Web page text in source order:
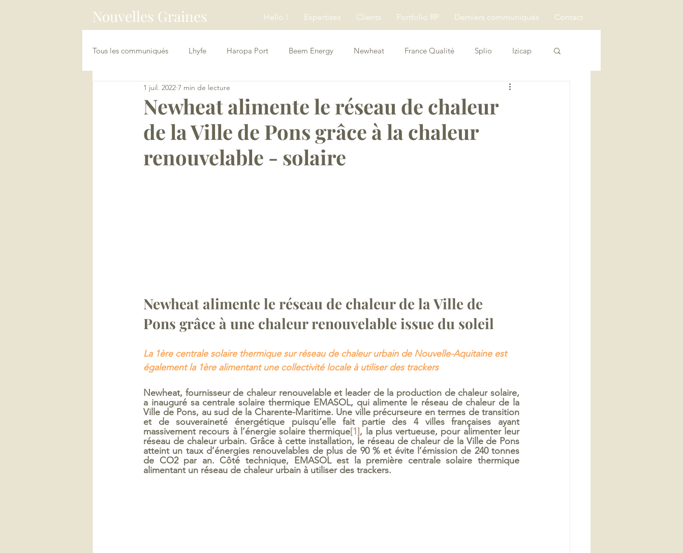
Hello ! Expertises Clients Portfolio RP Derniers communiqués Contact
Nouvelles Graines
Tous les communiqués Lhyfe Haropa Port Beem Energy Newheat France Qualité Splio Izicap
China Connect / Asia Loopers
Newheat alimente le réseau de chaleur
de la Ville de Pons grâce à la chaleur
renouvelable - solaire
1 juil. 2022 7 min de lecture
Newheat alimente le réseau de chaleur de la Ville de
Pons grâce à une chaleur renouvelable issue du soleil
La 1ère centrale solaire thermique sur réseau de chaleur urbain de Nouvelle-Aquitaine est
également la 1ère alimentant une collectivité locale à utiliser des trackers
Newheat, fournisseur de chaleur renouvelable et leader de la production de chaleur solaire,
a inauguré sa centrale solaire thermique EMASOL, qui alimente le réseau de chaleur de la
Ville de Pons, au sud de la Charente-Maritime. Une ville précurseure en termes de transition
et de souveraineté énergétique puisqu’elle fait partie des 4 villes françaises ayant
massivement recours à l’énergie solaire thermique[1], la plus vertueuse, pour alimenter leur
réseau de chaleur urbain. Grâce à cette installation, le réseau de chaleur de la Ville de Pons
atteint un taux d’énergies renouvelables de plus de 90 % et évite l’émission de 240 tonnes
de CO2 par an. Côté technique, EMASOL est la première centrale solaire thermique
alimentant un réseau de chaleur urbain à utiliser des trackers.